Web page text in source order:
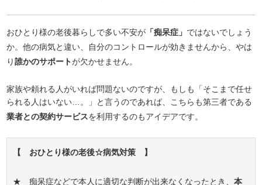
おひとり様の老後暮らしで多い不安が 「痴呆症」 ではないでしょう
か。他の病気と違い、自分のコントロールが効きませんから、やは
り誰かのサポートが欠かせません。
家族や頼れる人がいれば問題ないのですが、もしも「そこまで任せ
られる人はいない…。」と言うのであれば、こちらも第三者である
業者との契約サービスを利用するのもアイデアです。
【 おひとり様の老後☆病気対策 】
★ 痴呆症などで本人に適切な判断が出来なくなったとき、本